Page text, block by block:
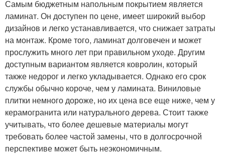
Самым бюджетным напольным покрытием является
ламинат. Он доступен по цене, имеет широкий выбор
дизайнов и легко устанавливается, что снижает затраты
на монтаж. Кроме того, ламинат долговечен и может
прослужить много лет при правильном уходе. Другим
доступным вариантом является ковролин, который
также недорог и легко укладывается. Однако его срок
службы обычно короче, чем у ламината. Виниловые
плитки немного дороже, но их цена все еще ниже, чем у
керамогранита или натурального дерева. Стоит также
учитывать, что более дешевые материалы могут
требовать более частой замены, что в долгосрочной
перспективе может быть неэкономичным.